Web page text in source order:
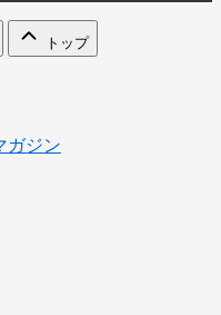
トップ
ガジン